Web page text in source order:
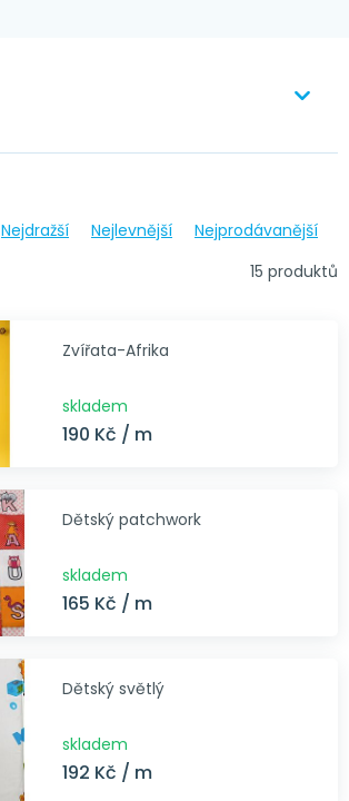
Nejdražší Nejlevnější
Nejprodávanější
15 produktů
Zvířata-Afrika
skladem
190 Kč / m
Dětský patchwork
skladem
165 Kč / m
Dětský světlý
skladem
192 Kč / m